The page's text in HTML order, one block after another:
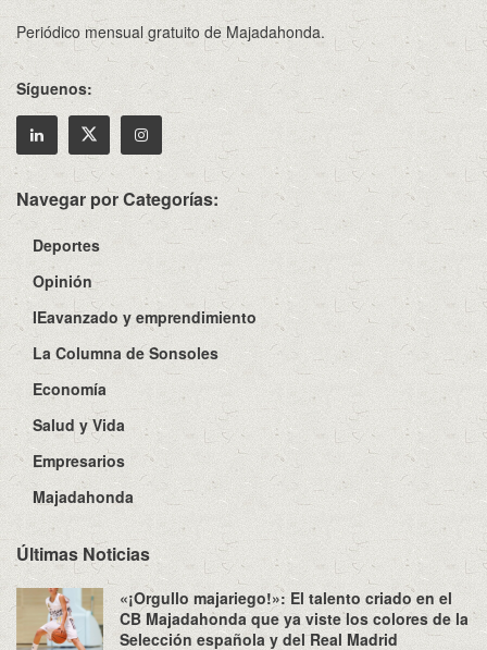
Periódico mensual gratuito de Majadahonda.
Síguenos:
Navegar por Categorías:
Deportes
Opinión
IEavanzado y emprendimiento
La Columna de Sonsoles
Economía
Salud y Vida
Empresarios
Majadahonda
Últimas Noticias
«¡Orgullo majariego!»: El talento criado en el
CB Majadahonda que ya viste los colores de la
Selección española y del Real Madrid